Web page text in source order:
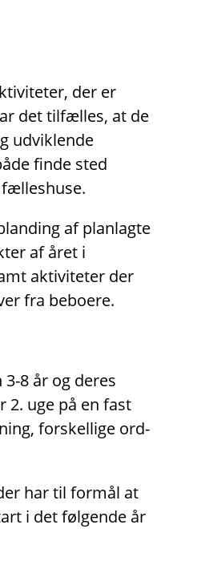
der er
det tilfælles, at de
udviklende
finde sted
af planlagte
af året i
aktiviteter der
fra beboere.
8 år og deres
uge på en fast
forskellige ord-
har til formål at
i det følgende år